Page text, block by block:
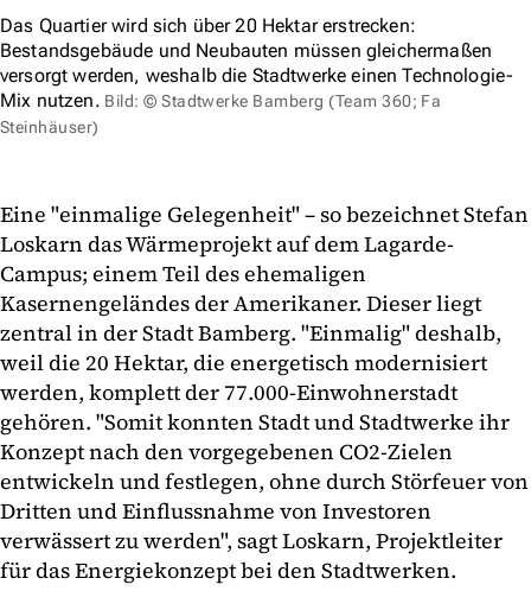
Das Quartier wird sich über 20 Hektar erstrecken:
Bestandsgebäude und Neubauten müssen gleichermaßen
versorgt werden, weshalb die Stadtwerke einen Technologie-
Mix nutzen. Bild: © Stadtwerke Bamberg (Team 360; Fa
Steinhäuser)
Eine "einmalige Gelegenheit" – so bezeichnet Stefan
Loskarn das Wärmeprojekt auf dem Lagarde-
Campus; einem Teil des ehemaligen
Kasernengeländes der Amerikaner. Dieser liegt
zentral in der Stadt Bamberg. "Einmalig" deshalb,
weil die 20 Hektar, die energetisch modernisiert
werden, komplett der 77.000-Einwohnerstadt
gehören. "Somit konnten Stadt und Stadtwerke ihr
Konzept nach den vorgegebenen CO2-Zielen
entwickeln und festlegen, ohne durch Störfeuer von
Dritten und Einflussnahme von Investoren
verwässert zu werden", sagt Loskarn, Projektleiter
für das Energiekonzept bei den Stadtwerken.